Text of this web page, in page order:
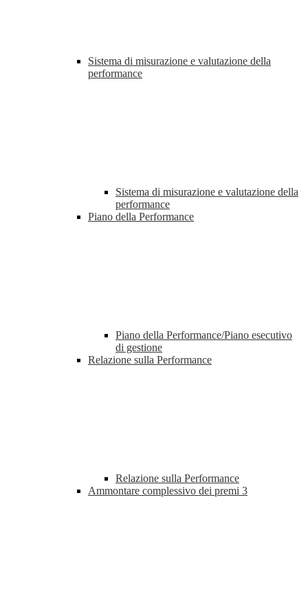
Sistema di misurazione e valutazione della
performance
Sistema di misurazione e valutazione della
performance
Piano della Performance
Piano della Performance/Piano esecutivo
di gestione
Relazione sulla Performance
Relazione sulla Performance
Ammontare complessivo dei premi 3